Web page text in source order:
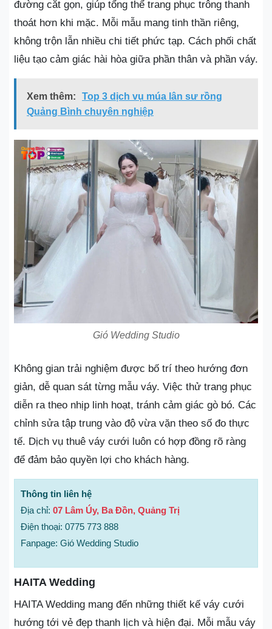
đường cắt gọn, giúp tổng thể trang phục trông thanh
thoát hơn khi mặc. Mỗi mẫu mang tinh thần riêng,
không trộn lẫn nhiều chi tiết phức tạp. Cách phối chất
liệu tạo cảm giác hài hòa giữa phần thân và phần váy.
Xem thêm:
Top 3 dịch vụ múa lân sư rồng
Quảng Bình chuyên nghiệp
Gió Wedding Studio
Không gian trải nghiệm được bố trí theo hướng đơn
giản, dễ quan sát từng mẫu váy. Việc thử trang phục
diễn ra theo nhịp linh hoạt, tránh cảm giác gò bó. Các
chỉnh sửa tập trung vào độ vừa vặn theo số đo thực
tế. Dịch vụ thuê váy cưới luôn có hợp đồng rõ ràng
để đảm bảo quyền lợi cho khách hàng.
Thông tin liên hệ
Địa chỉ: 07 Lâm Úy, Ba Đồn, Quảng Trị
Điện thoại: 0775 773 888
Fanpage: Gió Wedding Studio
HAITA Wedding
HAITA Wedding mang đến những thiết kế váy cưới
hướng tới vẻ đẹp thanh lịch và hiện đại. Mỗi mẫu váy